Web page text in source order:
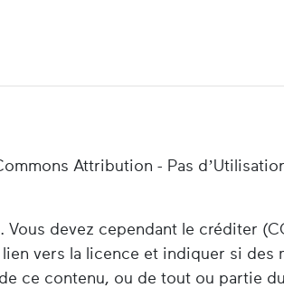
Attribution - Pas
devez cependant le créditer
vers la licence et indiquer si
ce contenu, ou de tout ou partie